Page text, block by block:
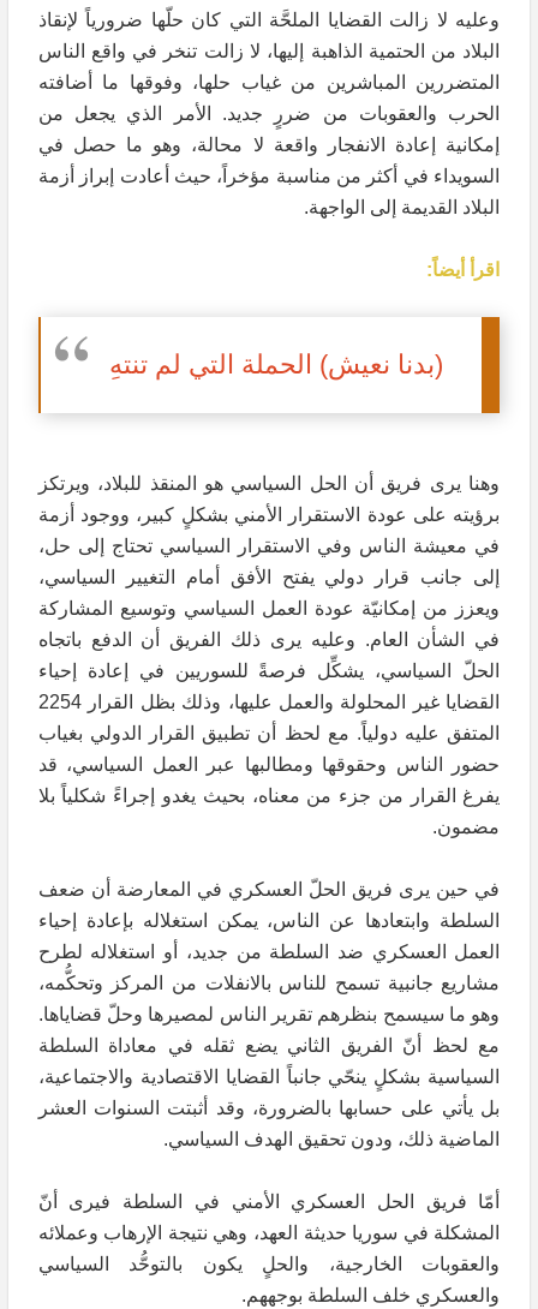
وعليه لا زالت القضايا الملحَّة التي كان حلّها ضرورياً لإنقاذ
البلاد من الحتمية الذاهبة إليها، لا زالت تنخر في واقع الناس
المتضررين المباشرين من غياب حلها، وفوقها ما أضافته
الحرب والعقوبات من ضررٍ جديد. الأمر الذي يجعل من
إمكانية إعادة الانفجار واقعة لا محالة، وهو ما حصل في
السويداء في أكثر من مناسبة مؤخراً، حيث أعادت إبراز أزمة
البلاد القديمة إلى الواجهة.
اقرأ أيضاً:
(بدنا نعيش) الحملة التي لم تنتهِ
وهنا يرى فريق أن الحل السياسي هو المنقذ للبلاد، ويرتكز
برؤيته على عودة الاستقرار الأمني بشكلٍ كبير، ووجود أزمة
في معيشة الناس وفي الاستقرار السياسي تحتاج إلى حل،
إلى جانب قرار دولي يفتح الأفق أمام التغيير السياسي،
ويعزز من إمكانيّة عودة العمل السياسي وتوسيع المشاركة
في الشأن العام. وعليه يرى ذلك الفريق أن الدفع باتجاه
الحلّ السياسي، يشكِّل فرصةً للسوريين في إعادة إحياء
القضايا غير المحلولة والعمل عليها، وذلك بظل القرار 2254
المتفق عليه دولياً. مع لحظ أن تطبيق القرار الدولي بغياب
حضور الناس وحقوقها ومطالبها عبر العمل السياسي، قد
يفرغ القرار من جزء من معناه، بحيث يغدو إجراءً شكلياً بلا
مضمون.
في حين يرى فريق الحلّ العسكري في المعارضة أن ضعف
السلطة وابتعادها عن الناس، يمكن استغلاله بإعادة إحياء
العمل العسكري ضد السلطة من جديد، أو استغلاله لطرح
مشاريع جانبية تسمح للناس بالانفلات من المركز وتحكُّمه،
وهو ما سيسمح بنظرهم تقرير الناس لمصيرها وحلّ قضاياها.
مع لحظ أنّ الفريق الثاني يضع ثقله في معاداة السلطة
السياسية بشكلٍ ينحّي جانباً القضايا الاقتصادية والاجتماعية،
بل يأتي على حسابها بالضرورة، وقد أثبتت السنوات العشر
الماضية ذلك، ودون تحقيق الهدف السياسي.
أمّا فريق الحل العسكري الأمني في السلطة فيرى أنّ
المشكلة في سوريا حديثة العهد، وهي نتيجة الإرهاب وعملائه
والعقوبات الخارجية، والحلٍ يكون بالتوحُّد السياسي
والعسكري خلف السلطة بوجههم.